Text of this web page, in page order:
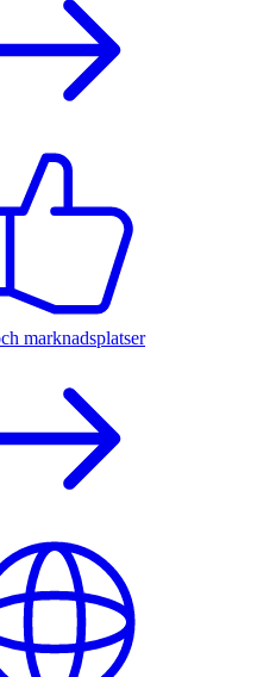
marknadsplatser